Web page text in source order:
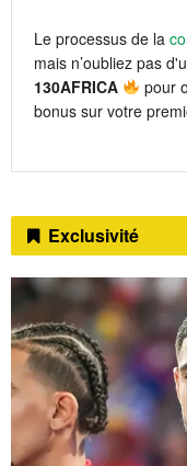
Le processus de la
mais n’oubliez pas
130AFRICA
pour
bonus sur votre
Exclusivité